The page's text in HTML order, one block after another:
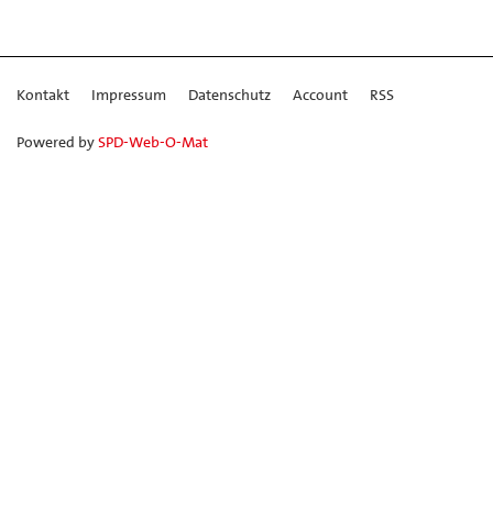
Kontakt Impressum Datenschutz Account RSS
Powered bySPD-Web-O-Mat